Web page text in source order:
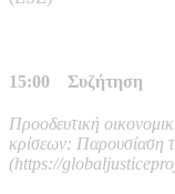
15:00 Συζήτηση
Προοδευτική
κρίσεων: Παρουσίαση
(https://